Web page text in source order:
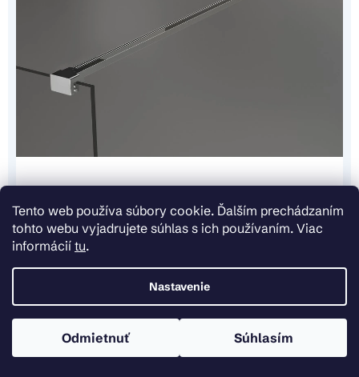
Tento web používa súbory cookie. Ďalším prechádzaním
tohto webu vyjadrujete súhlas s ich používaním. Viac
informácií tu.
Nastavenie
Odmietnuť Súhlasím